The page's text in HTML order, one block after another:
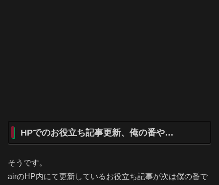
HPでのお役立ち記事更新、俺の番や…
そうです。
airのHP内にて更新しているお役立ち記事が次は僕の番で